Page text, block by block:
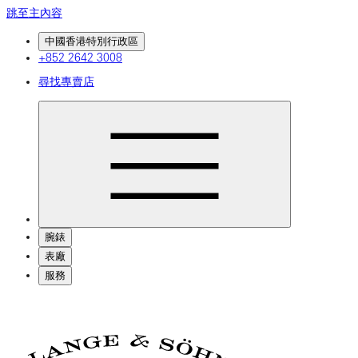
跳至主內容
中國香港特別行政區
+852 2642 3008
尋找專賣店
腕錶
表廠
服務